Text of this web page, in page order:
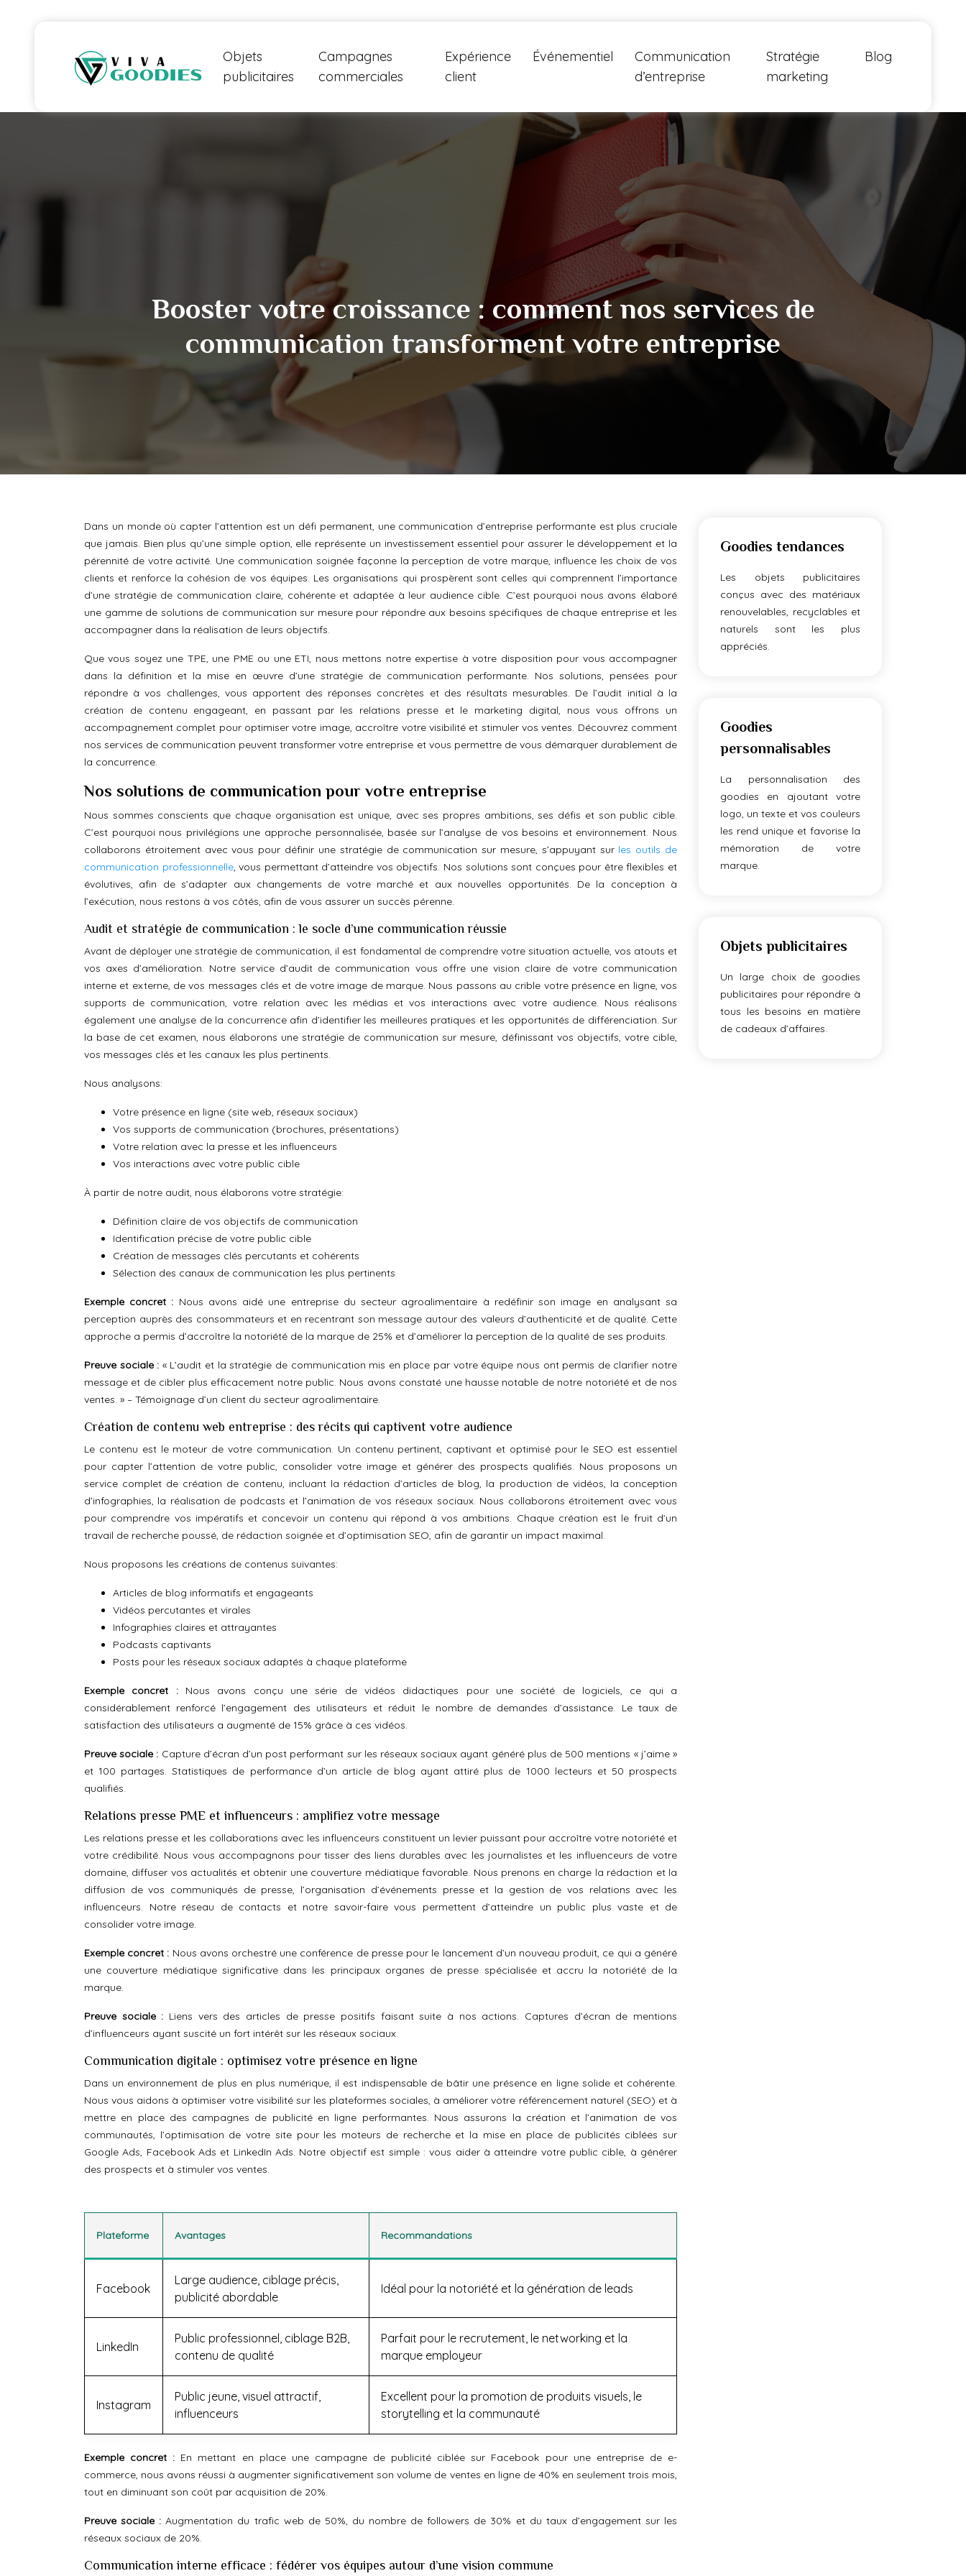
Objets
publicitaires
Campagnes
commerciales
Expérience
client
Événementiel
Communication
d’entreprise
Stratégie
marketing
Blog
Booster votre croissance : comment nos services de
communication transforment votre entreprise
Dans un monde où capter l’attention est un défi permanent, une communication d’entreprise performante est plus cruciale
que jamais. Bien plus qu’une simple option, elle représente un investissement essentiel pour assurer le développement et la
pérennité de votre activité. Une communication soignée façonne la perception de votre marque, influence les choix de vos
clients et renforce la cohésion de vos équipes. Les organisations qui prospèrent sont celles qui comprennent l’importance
d’une stratégie de communication claire, cohérente et adaptée à leur audience cible. C’est pourquoi nous avons élaboré
une gamme de solutions de communication sur mesure pour répondre aux besoins spécifiques de chaque entreprise et les
accompagner dans la réalisation de leurs objectifs.
Que vous soyez une TPE, une PME ou une ETI, nous mettons notre expertise à votre disposition pour vous accompagner
dans la définition et la mise en œuvre d’une stratégie de communication performante. Nos solutions, pensées pour
répondre à vos challenges, vous apportent des réponses concrètes et des résultats mesurables. De l’audit initial à la
création de contenu engageant, en passant par les relations presse et le marketing digital, nous vous offrons un
accompagnement complet pour optimiser votre image, accroître votre visibilité et stimuler vos ventes. Découvrez comment
nos services de communication peuvent transformer votre entreprise et vous permettre de vous démarquer durablement de
la concurrence.
Nos solutions de communication pour votre entreprise
Nous sommes conscients que chaque organisation est unique, avec ses propres ambitions, ses défis et son public cible.
C’est pourquoi nous privilégions une approche personnalisée, basée sur l’analyse de vos besoins et environnement. Nous
collaborons étroitement avec vous pour définir une stratégie de communication sur mesure, s’appuyant sur les outils de
communication professionnelle, vous permettant d’atteindre vos objectifs. Nos solutions sont conçues pour être flexibles et
évolutives, afin de s’adapter aux changements de votre marché et aux nouvelles opportunités. De la conception à
l’exécution, nous restons à vos côtés, afin de vous assurer un succès pérenne.
Audit et stratégie de communication : le socle d’une communication réussie
Avant de déployer une stratégie de communication, il est fondamental de comprendre votre situation actuelle, vos atouts et
vos axes d’amélioration. Notre service d’audit de communication vous offre une vision claire de votre communication
interne et externe, de vos messages clés et de votre image de marque. Nous passons au crible votre présence en ligne, vos
supports de communication, votre relation avec les médias et vos interactions avec votre audience. Nous réalisons
également une analyse de la concurrence afin d’identifier les meilleures pratiques et les opportunités de différenciation. Sur
la base de cet examen, nous élaborons une stratégie de communication sur mesure, définissant vos objectifs, votre cible,
vos messages clés et les canaux les plus pertinents.
Nous analysons:
Votre présence en ligne (site web, réseaux sociaux)
Vos supports de communication (brochures, présentations)
Votre relation avec la presse et les influenceurs
Vos interactions avec votre public cible
À partir de notre audit, nous élaborons votre stratégie:
Définition claire de vos objectifs de communication
Identification précise de votre public cible
Création de messages clés percutants et cohérents
Sélection des canaux de communication les plus pertinents
Exemple concret : Nous avons aidé une entreprise du secteur agroalimentaire à redéfinir son image en analysant sa
perception auprès des consommateurs et en recentrant son message autour des valeurs d’authenticité et de qualité. Cette
approche a permis d’accroître la notoriété de la marque de 25% et d’améliorer la perception de la qualité de ses produits.
Preuve sociale : « L’audit et la stratégie de communication mis en place par votre équipe nous ont permis de clarifier notre
message et de cibler plus efficacement notre public. Nous avons constaté une hausse notable de notre notoriété et de nos
ventes. » – Témoignage d’un client du secteur agroalimentaire.
Création de contenu web entreprise : des récits qui captivent votre audience
Le contenu est le moteur de votre communication. Un contenu pertinent, captivant et optimisé pour le SEO est essentiel
pour capter l’attention de votre public, consolider votre image et générer des prospects qualifiés. Nous proposons un
service complet de création de contenu, incluant la rédaction d’articles de blog, la production de vidéos, la conception
d’infographies, la réalisation de podcasts et l’animation de vos réseaux sociaux. Nous collaborons étroitement avec vous
pour comprendre vos impératifs et concevoir un contenu qui répond à vos ambitions. Chaque création est le fruit d’un
travail de recherche poussé, de rédaction soignée et d’optimisation SEO, afin de garantir un impact maximal.
Nous proposons les créations de contenus suivantes:
Articles de blog informatifs et engageants
Vidéos percutantes et virales
Infographies claires et attrayantes
Podcasts captivants
Posts pour les réseaux sociaux adaptés à chaque plateforme
Exemple concret : Nous avons conçu une série de vidéos didactiques pour une société de logiciels, ce qui a
considérablement renforcé l’engagement des utilisateurs et réduit le nombre de demandes d’assistance. Le taux de
satisfaction des utilisateurs a augmenté de 15% grâce à ces vidéos.
Preuve sociale : Capture d’écran d’un post performant sur les réseaux sociaux ayant généré plus de 500 mentions « j’aime »
et 100 partages. Statistiques de performance d’un article de blog ayant attiré plus de 1000 lecteurs et 50 prospects
qualifiés.
Relations presse PME et influenceurs : amplifiez votre message
Les relations presse et les collaborations avec les influenceurs constituent un levier puissant pour accroître votre notoriété et
votre crédibilité. Nous vous accompagnons pour tisser des liens durables avec les journalistes et les influenceurs de votre
domaine, diffuser vos actualités et obtenir une couverture médiatique favorable. Nous prenons en charge la rédaction et la
diffusion de vos communiqués de presse, l’organisation d’événements presse et la gestion de vos relations avec les
influenceurs. Notre réseau de contacts et notre savoir-faire vous permettent d’atteindre un public plus vaste et de
consolider votre image.
Exemple concret : Nous avons orchestré une conférence de presse pour le lancement d’un nouveau produit, ce qui a généré
une couverture médiatique significative dans les principaux organes de presse spécialisée et accru la notoriété de la
marque.
Preuve sociale : Liens vers des articles de presse positifs faisant suite à nos actions. Captures d’écran de mentions
d’influenceurs ayant suscité un fort intérêt sur les réseaux sociaux.
Communication digitale : optimisez votre présence en ligne
Dans un environnement de plus en plus numérique, il est indispensable de bâtir une présence en ligne solide et cohérente.
Nous vous aidons à optimiser votre visibilité sur les plateformes sociales, à améliorer votre référencement naturel (SEO) et à
mettre en place des campagnes de publicité en ligne performantes. Nous assurons la création et l’animation de vos
communautés, l’optimisation de votre site pour les moteurs de recherche et la mise en place de publicités ciblées sur
Google Ads, Facebook Ads et LinkedIn Ads. Notre objectif est simple : vous aider à atteindre votre public cible, à générer
des prospects et à stimuler vos ventes.
Plateforme Avantages Recommandations
Facebook
Large audience, ciblage précis,
publicité abordable
Idéal pour la notoriété et la génération de leads
LinkedIn
Public professionnel, ciblage B2B,
contenu de qualité
Parfait pour le recrutement, le networking et la
marque employeur
Instagram
Public jeune, visuel attractif,
influenceurs
Excellent pour la promotion de produits visuels, le
storytelling et la communauté
Exemple concret : En mettant en place une campagne de publicité ciblée sur Facebook pour une entreprise de e-
commerce, nous avons réussi à augmenter significativement son volume de ventes en ligne de 40% en seulement trois mois,
tout en diminuant son coût par acquisition de 20%.
Preuve sociale :Augmentation du trafic web de 50%, du nombre de followers de 30% et du taux d’engagement sur les
réseaux sociaux de 20%.
Communication interne efficace : fédérer vos équipes autour d’une vision commune
Goodies tendances
Les objets publicitaires
conçus avec des matériaux
renouvelables, recyclables et
naturels sont les plus
appréciés.
Goodies
personnalisables
La personnalisation des
goodies en ajoutant votre
logo, un texte et vos couleurs
les rend unique et favorise la
mémoration de votre
marque.
Objets publicitaires
Un large choix de goodies
publicitaires pour répondre à
tous les besoins en matière
de cadeaux d’affaires.